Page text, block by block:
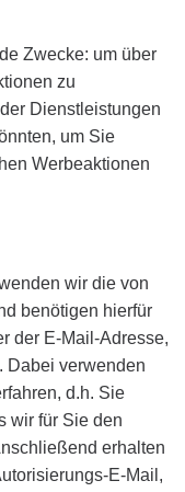
Zwecke: um über
zu
Dienstleistungen
um Sie
Werbeaktionen
wir die von
benötigen hierfür
der E-Mail-Adresse,
Dabei verwenden
d.h. Sie
wir für Sie den
erhalten
E-Mail,